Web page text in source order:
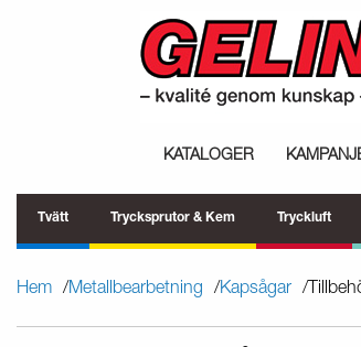
KATALOGER
Tvätt Trycksprutor & Kem Tryckluft
Hem Metallbearbetning Kapsågar